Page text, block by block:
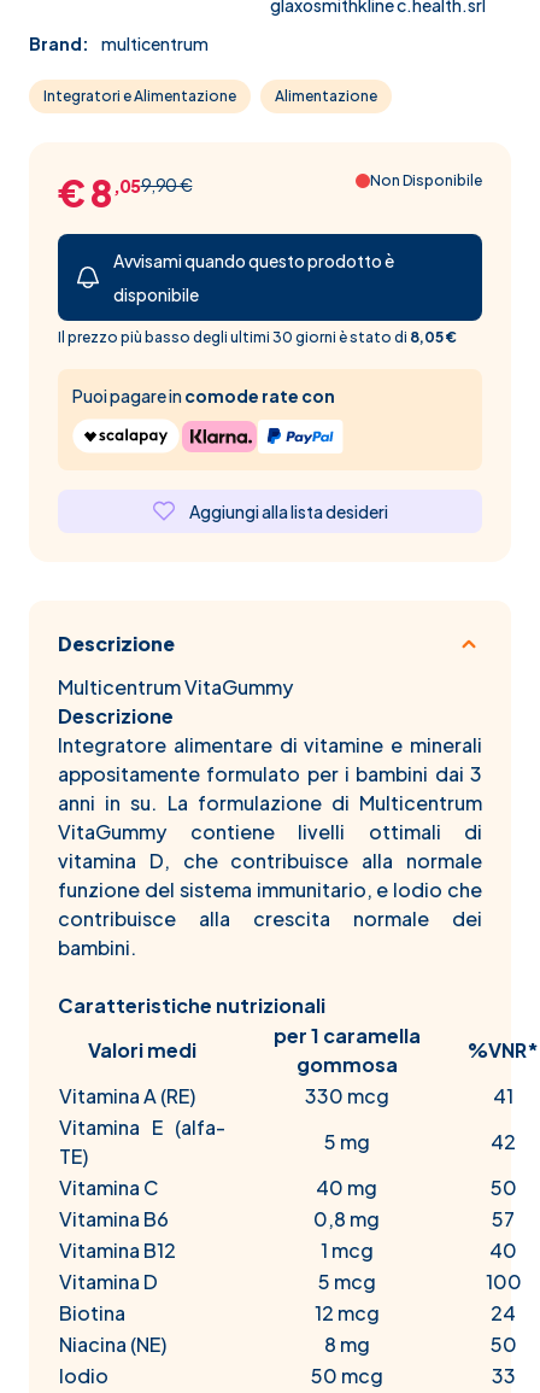
glaxosmithkline c.health.srl
Brand:
multicentrum
Integratori e Alimentazione Alimentazione
9,90 €
€ 8 ,05 Non Disponibile
Avvisami quando questo prodotto è
disponibile
Il prezzo più basso degli ultimi 30 giorni è stato di 8,05 €
Puoi pagare incomode rate con
Aggiungi alla lista desideri
Descrizione
Multicentrum VitaGummy
Descrizione
Integratore alimentare di vitamine e minerali
appositamente formulato per i bambini dai 3
anni in su. La formulazione di Multicentrum
VitaGummy contiene livelli ottimali di
vitamina D, che contribuisce alla normale
funzione del sistema immunitario, e Iodio che
contribuisce alla crescita normale dei
bambini.
Caratteristiche nutrizionali
Valori medi
per 1 caramella
gommosa
%VNR*
Vitamina A (RE)
330 mcg
41
Vitamina E (alfa-
TE)
5 mg
42
Vitamina C
40 mg
50
Vitamina B6
0,8 mg
57
Vitamina B12
1 mcg
40
Vitamina D
5 mcg
100
Biotina
12 mcg
24
Niacina (NE)
8 mg
50
Iodio
50 mcg
33